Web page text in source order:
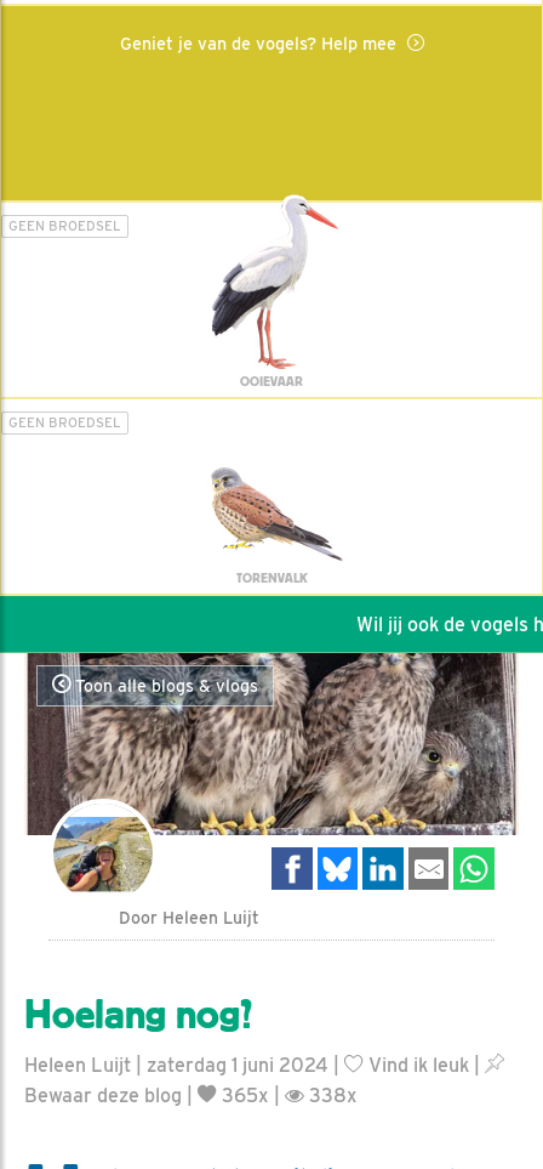
Geniet je van de vogels? Help mee
GEEN BROEDSEL
OOIEVAAR
GEEN BROEDSEL
TORENVALK
Wil jij ook de vogels
Toon alle blogs & vlogs
Door Heleen Luijt
Hoelang nog?
Heleen Luijt | zaterdag 1 juni 2024 | Vind ik leuk
Bewaar deze blog
365x | 338x